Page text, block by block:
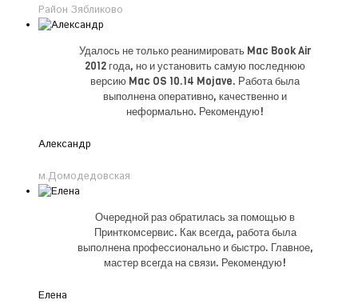
Район Зябликово
Удалось не только реанимировать Mac Book Air
2012 года, но и установить самую последнюю
версию Mac OS 10.14 Mojave. Работа была
выполнена оперативно, качественно и
неформально. Рекомендую!
Александр
м.Домодедовская
Очередной раз обратилась за помощью в
Принткомсервис. Как всегда, работа была
выполнена профессионально и быстро. Главное,
мастер всегда на связи. Рекомендую!
Елена